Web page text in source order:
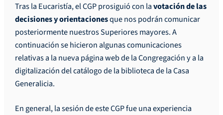
Tras la Eucaristía, el CGP prosiguió con lavotación de las
decisiones y orientacionesque nos podrán comunicar
posteriormente nuestros Superiores mayores. A
continuación se hicieron algunas comunicaciones
relativas a la nueva página web de la Congregación y a la
digitalización del catálogo de la biblioteca de la Casa
Generalicia.
En general, la sesión de este CGP fue una experiencia